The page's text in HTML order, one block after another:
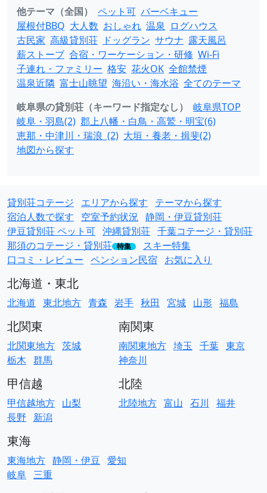
他テーマ（全国）
ペット可 バーベキュー
屋根付BBQ 大人数 おしゃれ 温泉 ログハウス
古民家 高級貸別荘 ドッグラン サウナ 露天風呂
薪ストーブ 合宿・ワーケーション・研修 Wi-Fi
子連れ・ファミリー 格安 花火OK 全館禁煙
温泉近隣 富士山眺望 海沿い・海水浴 全てのテーマ
岐阜県の貸別荘（キーワード指定なし）
岐阜県TOP
岐阜・羽島(2) 郡上八幡・白鳥・高鷲・明宝(6)
恵那・中津川・瑞浪 (2) 大垣・養老・揖斐(2)
地図から探す
貸別荘コテージ エリアから探す
テーマから探す
宿泊人数で探す
空室予約状況 静岡・伊豆貸別荘
伊豆貸別荘 ペット可 沖縄貸別荘 千葉コテージ・貸別荘
那須のコテージ・貸別荘 特集
スキー特集
口コミ・レビュー ペンション民宿 お気に入り
北海道・東北
北海道 東北地方 青森 岩手 秋田 宮城 山形 福島
北関東
北関東地方 茨城
栃木 群馬
南関東
南関東地方 埼玉 千葉 東京
神奈川
甲信越
甲信越地方 山梨
長野
新潟
北陸
北陸地方 富山 石川 福井
東海
東海地方 静岡・伊豆 愛知
岐阜 三重